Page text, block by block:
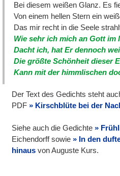
Bei diesem weißen Glanz. Es
Von einem hellen Stern ein
Das mir recht in die Seele
Wie sehr ich mich an Gott im
Dacht ich, hat Er dennoch
Die größte Schönheit dieser
Kann mit der himmlischen
Der Text des Gedichts steht
PDF
Kirschblüte bei der
Siehe auch die Gedichte
Eichendorff sowie
In den
hinaus von Auguste Kurs.